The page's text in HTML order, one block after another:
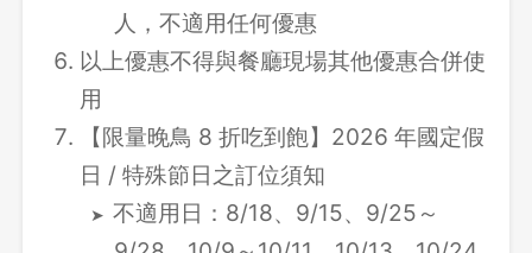
人，不適用任何優惠
以上優惠不得與餐廳現場其他優惠合併使
用
【限量晚鳥 8 折吃到飽】2026 年國定假
日 / 特殊節日之訂位須知
不適用日：8/18、9/15、9/25～